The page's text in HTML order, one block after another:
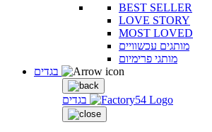
BEST SELLER
LOVE STORY
MOST LOVED
מותגים עכשוויים
מותגי פרימיום
בגדים